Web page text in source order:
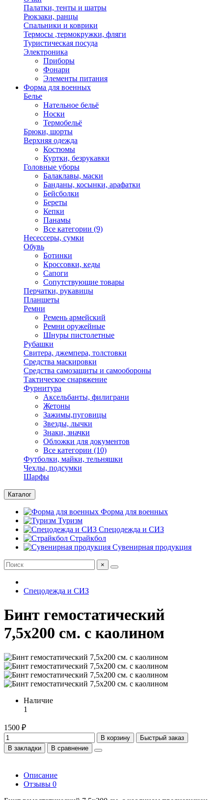
Палатки, тенты и шатры
Рюкзаки, ранцы
Спальники и коврики
Термосы ,термокружки, фляги
Туристическая посуда
Электроника
Приборы
Фонари
Элементы питания
Форма для военных
Белье
Нательное бельё
Носки
Термобельё
Брюки, шорты
Верхняя одежда
Костюмы
Куртки, безрукавки
Головные уборы
Балаклавы, маски
Банданы, косынки, арафатки
Бейсболки
Береты
Кепки
Панамы
Все категории (9)
Несессеры, сумки
Обувь
Ботинки
Кроссовки, кеды
Сапоги
Сопутствующие товары
Перчатки, рукавицы
Планшеты
Ремни
Ремень армейский
Ремни оружейные
Шнуры пистолетные
Рубашки
Свитера, джемпера, толстовки
Средства маскировки
Средства самозащиты и самообороны
Тактическое снаряжение
Фурнитура
Аксельбанты, филиграни
Жетоны
Зажимы,пуговицы
Звезды, лычки
Знаки, значки
Обложки для документов
Все категории (10)
Футболки, майки, тельняшки
Чехлы, подсумки
Шарфы
Каталог
Форма для военных
Туризм
Спецодежда и СИЗ
Страйкбол
Сувенирная продукция
×
Спецодежда и СИЗ
Бинт гемостатический
7,5х200 см. с каолином
Наличие
1
1500 ₽
В корзину
Быстрый заказ
В закладки
В сравнение
Описание
Отзывы 0